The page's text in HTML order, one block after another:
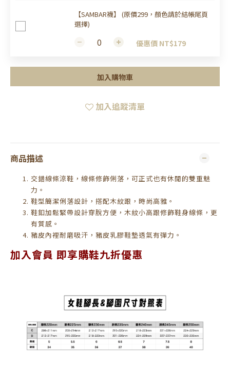
【SAMBAR襪】 (原價299，顏色請於結帳尾頁
選擇)
優惠價 NT$179
加入購物車
加入追蹤清單
商品描述
交錯線條涼鞋，線條修飾俐落，可正式也有休閒的雙重魅
力。
鞋型簡潔俐落設計，搭配木紋跟，時尚高雅。
鞋釦加鬆緊帶設計穿脫方便，木紋小高跟修飾鞋身線條，更
有質感。
豬皮內裡耐磨吸汗，豬皮乳膠鞋墊透氣有彈力。
加入會員 即享購鞋九折優惠